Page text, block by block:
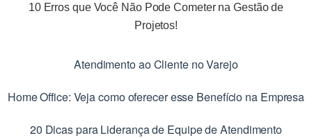
10 Erros que Você Não Pode Cometer na Gestão de
Projetos!
Atendimento ao Cliente no Varejo
Home Office: Veja como oferecer esse Benefício na Empresa
20 Dicas para Liderança de Equipe de Atendimento